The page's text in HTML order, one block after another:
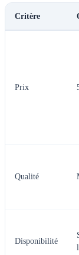
Critère
Prix
Qualité
Disponibilité